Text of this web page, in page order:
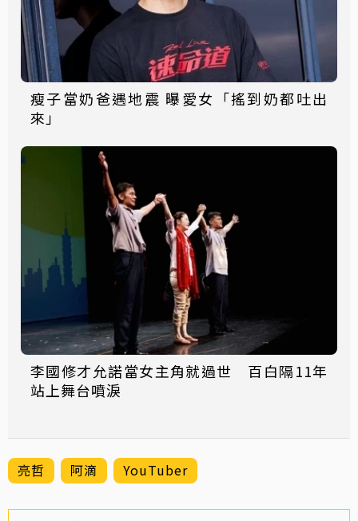
瘦子當奶爸遇地震 曝愛女「搖到奶都吐出
來」
李國修才允諾當女主角就過世 百白隔11年
站上舞台噴淚
亮哲 阿滴 YouTuber